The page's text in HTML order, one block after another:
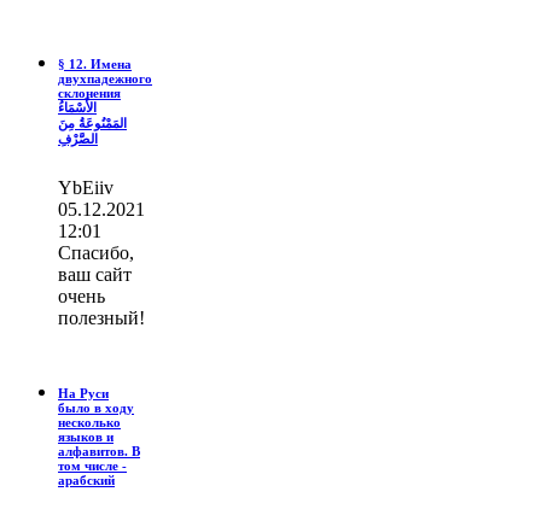
§ 12. Имена
двухпадежного
склонения
الأَسْمَاءُ
المَمْنُوعَةُ مِنَ
الصَّرْفِ
YbEiiv
05.12.2021
12:01
Спасибо,
ваш сайт
очень
полезный!
На Руси
было в ходу
несколько
языков и
алфавитов. В
том числе -
арабский